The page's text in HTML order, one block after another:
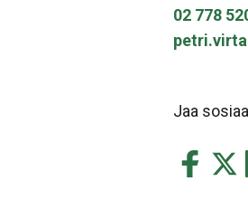
02 778
Jaa
Jaa
Jaa